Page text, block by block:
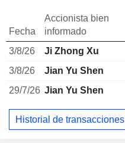
Fecha
Accionista bien
informado
3/8/26
Ji Zhong Xu
3/8/26
Jian Yu Shen
29/7/26 Jian Yu Shen
Historial de transacciones